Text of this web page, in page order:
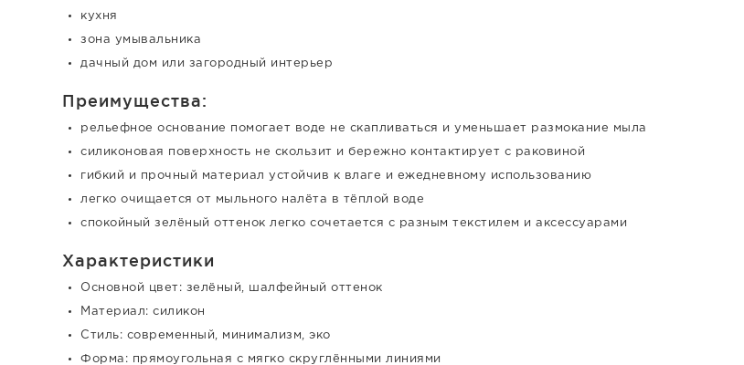
кухня
зона умывальника
дачный дом или загородный интерьер
Преимущества:
рельефное основание помогает воде не скапливаться и уменьшает размокание мыла
силиконовая поверхность не скользит и бережно контактирует с раковиной
гибкий и прочный материал устойчив к влаге и ежедневному использованию
легко очищается от мыльного налёта в тёплой воде
спокойный зелёный оттенок легко сочетается с разным текстилем и аксессуарами
Характеристики
Основной цвет: зелёный, шалфейный оттенок
Материал: силикон
Стиль: современный, минимализм, эко
Форма: прямоугольная с мягко скруглёнными линиями